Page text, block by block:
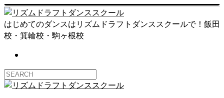
はじめてのダンスはリズムドラフトダンススクールで！飯田
校・箕輪校・駒ヶ根校